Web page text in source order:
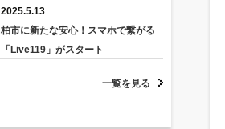
2025.5.13
柏市に新たな安心！スマホで繋がる
「Live119」がスタート
一覧を見る